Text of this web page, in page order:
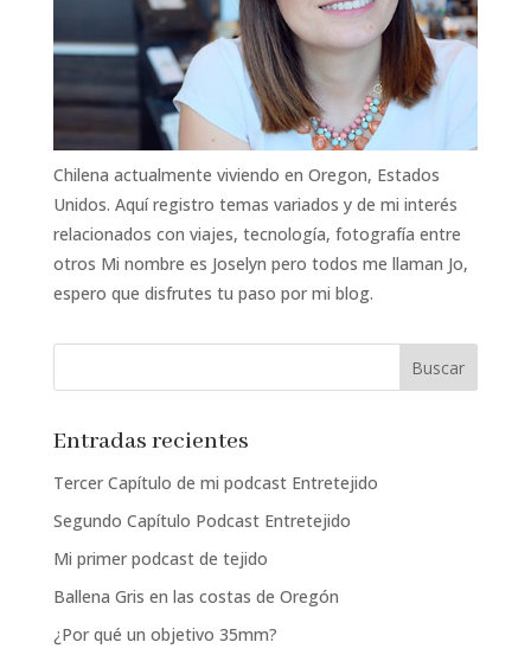
Chilena actualmente viviendo en Oregon, Estados
Unidos. Aquí registro temas variados y de mi interés
relacionados con viajes, tecnología, fotografía entre
otros Mi nombre es Joselyn pero todos me llaman Jo,
espero que disfrutes tu paso por mi blog.
Entradas recientes
Tercer Capítulo de mi podcast Entretejido
Segundo Capítulo Podcast Entretejido
Mi primer podcast de tejido
Ballena Gris en las costas de Oregón
¿Por qué un objetivo 35mm?